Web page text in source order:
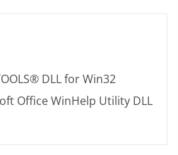
DLL for Win32
Office WinHelp Utility DLL